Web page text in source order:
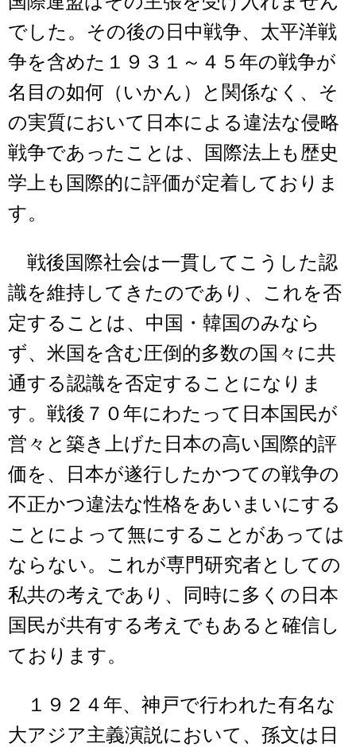
でした。その後の日中戦争、太平洋戦
争を含めた１９３１～４５年の戦争が
名目の如何（いかん）と関係なく、そ
の実質において日本による違法な侵略
戦争であったことは、国際法上も歴史
学上も国際的に評価が定着しておりま
す。
戦後国際社会は一貫してこうした認
識を維持してきたのであり、これを否
定することは、中国・韓国のみなら
ず、米国を含む圧倒的多数の国々に共
通する認識を否定することになりま
す。戦後７０年にわたって日本国民が
営々と築き上げた日本の高い国際的評
価を、日本が遂行したかつての戦争の
不正かつ違法な性格をあいまいにする
ことによって無にすることがあっては
ならない。これが専門研究者としての
私共の考えであり、同時に多くの日本
国民が共有する考えでもあると確信し
ております。
１９２４年、神戸で行われた有名な
大アジア主義演説において、孫文は日